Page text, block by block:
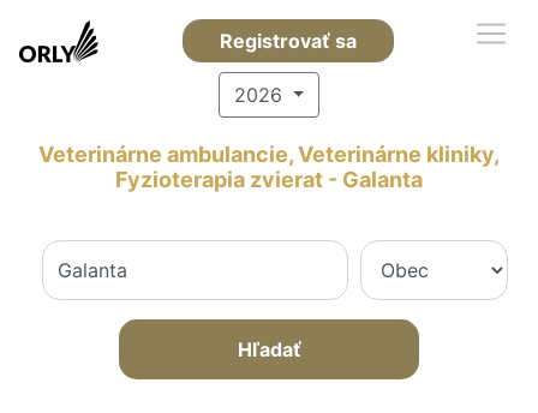
Registrovať sa
2026
Veterinárne ambulancie, Veterinárne kliniky,
Fyzioterapia zvierat - Galanta
Hľadať